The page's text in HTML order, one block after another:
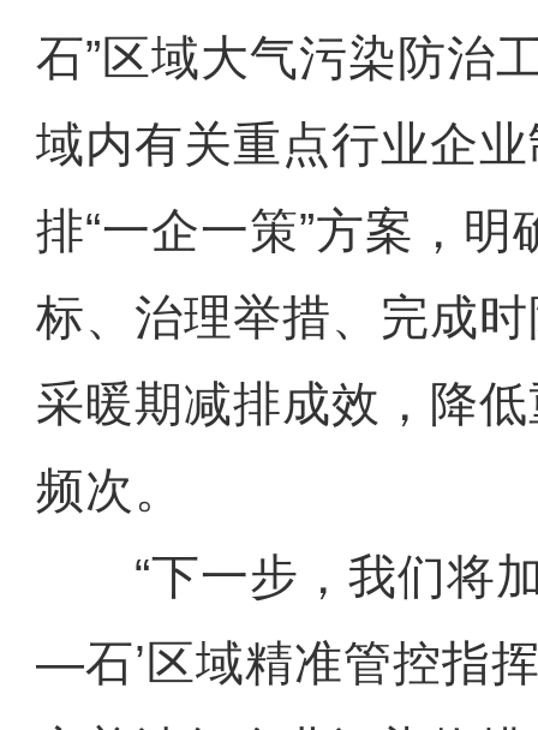
石”区域大气污染防治
域内有关重点行业企
排“一企一策”方案，
标、治理举措、完成
采暖期减排成效，降
频次。
“下一步，我们将
—石’区域精准管控指